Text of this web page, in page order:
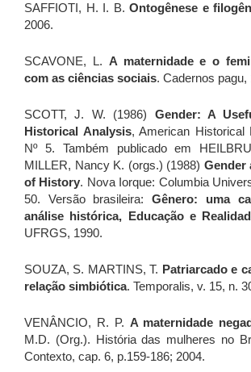
SAFFIOTI, H. I. B. Ontogênese e
2006.
SCAVONE, L. A maternidade e o
com as ciências sociais. Cadernos pagu,
SCOTT, J. W. (1986) Gender: A
Historical Analysis, American Historical
Nº 5. Também publicado em
MILLER, Nancy K. (orgs.) (1988) Gender
of History. Nova Iorque: Columbia
50. Versão brasileira:Gênero: uma
análise histórica, Educação e
UFRGS, 1990.
SOUZA, S. MARTINS, T. Patriarcado e
relação simbiótica. Temporalis, v. 15, n.
VENÂNCIO, R. P. A maternidade
M.D. (Org.). História das mulheres no
Contexto, cap. 6, p.159-186; 2004.